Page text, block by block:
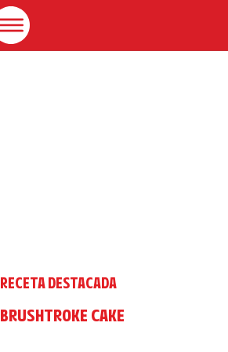
RECETA DESTACADA
BRUSHTROKE CAKE